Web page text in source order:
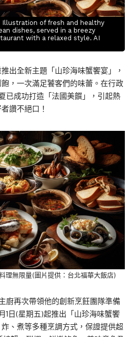
Illustration of fresh and healthy
dishes, served in a breezy
with a relaxed style. AI
出全新主題「山珍海味蟹饗宴」，
，一次滿足饕客們的味蕾。在行政
已成功打造「法國美饌」，引起熱
讚不絕口！
理無限量(圖片提供：台北福華大飯店)
廚再次帶領他的創新烹飪團隊準備
1日(星期五)起推出「山珍海味蟹饗
、煮等多種烹調方式，保證提供超